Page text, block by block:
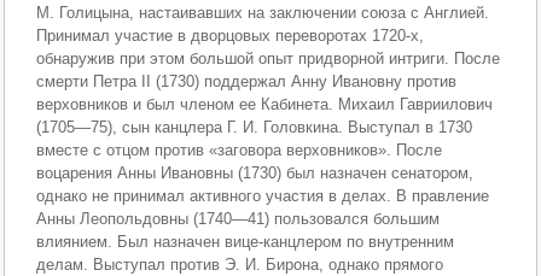
М. Голицына, настаивавших на заключении союза с Англией.
Принимал участие в дворцовых переворотах 1720-х,
обнаружив при этом большой опыт придворной интриги. После
смерти Петра II (1730) поддержал Анну Ивановну против
верховников и был членом ее Кабинета. Михаил Гавриилович
(1705—75), сын канцлера Г. И. Головкина. Выступал в 1730
вместе с отцом против «заговора верховников». После
воцарения Анны Ивановны (1730) был назначен сенатором,
однако не принимал активного участия в делах. В правление
Анны Леопольдовны (1740—41) пользовался большим
влиянием. Был назначен вице-канцлером по внутренним
делам. Выступал против Э. И. Бирона, однако прямого